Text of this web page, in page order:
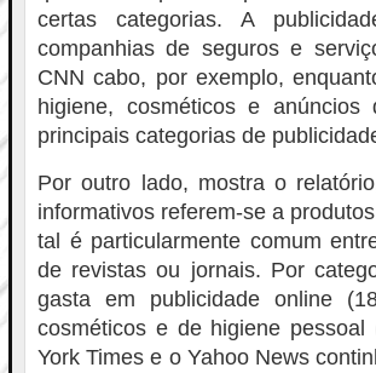
certas categorias. A
companhias de seguros e
CNN cabo, por exemplo,
higiene, cosméticos e
principais categorias de
Por outro lado, mostra o
informativos referem-se a
tal é particularmente comum
de revistas ou jornais. Por
gasta em publicidade online
cosméticos e de higiene
York Times e o Yahoo News